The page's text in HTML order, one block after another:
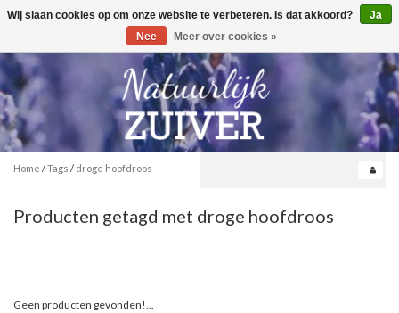
Toggle
0
Home /Tags / droge hoofdroos
Producten getagd met droge hoofdroos
Geen producten gevonden!...
Wij slaan cookies op om onze website te verbeteren. Is dat akkoord?
Ja
Nee
Meer over cookies »